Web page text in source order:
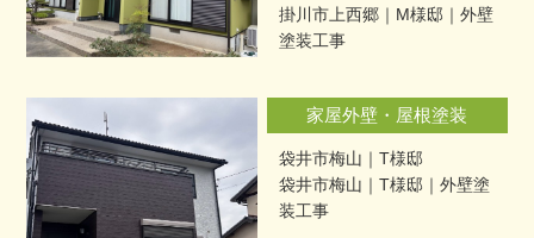
掛川市上西郷｜M様邸｜外壁
塗装工事
家屋外壁・屋根塗装
袋井市梅山｜T様邸
袋井市梅山｜T様邸｜外壁塗
装工事